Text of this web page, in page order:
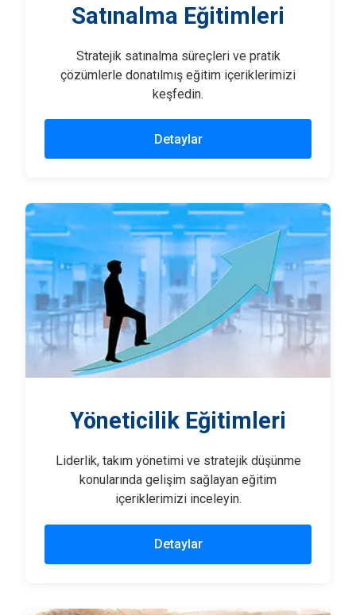
Satınalma Eğitimleri
Stratejik satınalma süreçleri ve pratik
çözümlerle donatılmış eğitim içeriklerimizi
keşfedin.
Detaylar
Yöneticilik Eğitimleri
Liderlik, takım yönetimi ve stratejik düşünme
konularında gelişim sağlayan eğitim
içeriklerimizi inceleyin.
Detaylar